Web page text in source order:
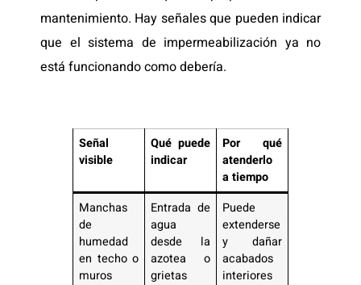
mantenimiento. Hay señales que pueden indicar
que el sistema de impermeabilización ya no
está funcionando como debería.
Señal
visible
Qué puede
indicar
Por qué
atenderlo
a tiempo
Manchas
de
humedad
en techo o
muros
Entrada de
agua
desde la
azotea o
grietas
Puede
extenderse
y dañar
acabados
interiores